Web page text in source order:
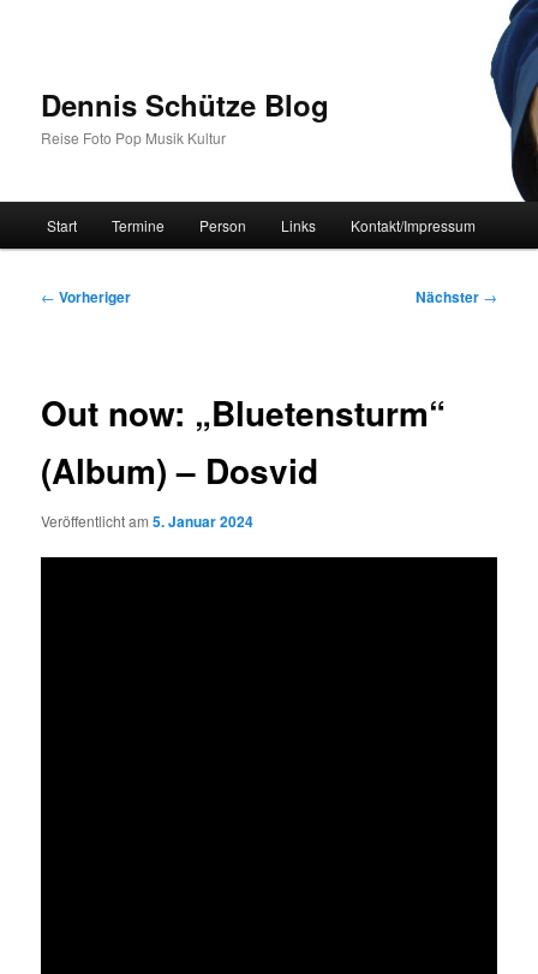
Dennis Schütze Blog
Reise Foto Pop Musik Kultur
Start Termine Person Links Kontakt/Impressum
Beitragsnavigation
← Vorheriger Nächster →
Out now: „Bluetensturm“
(Album) – Dosvid
Veröffentlicht am5. Januar 2024